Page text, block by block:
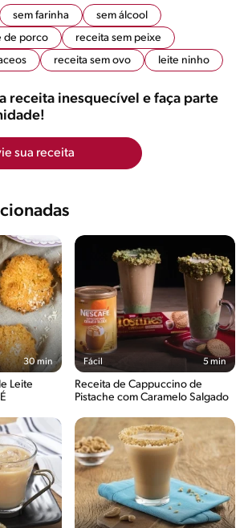
sem farinha
sem álcool
de porco
receita sem peixe
receita sem ovo leite ninho
receita inesquecível e faça parte
sua receita
30 min
Leite
Fácil 5 min
Receita de Cappuccino de
Pistache com Caramelo Salgado